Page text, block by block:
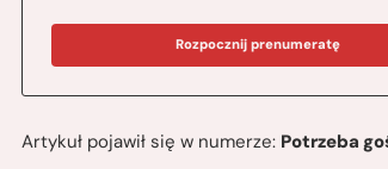
Rozpocznij prenumeratę
Artykuł pojawił się w numerze: Potrzeba